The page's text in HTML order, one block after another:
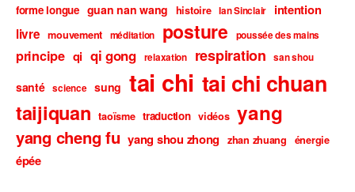
forme longue guan nan wang histoire Ian Sinclair
intention
livre mouvement méditation posture poussée des mains
principe qi qi gong relaxation respiration san shou
santé science sung tai chi tai chi chuan
taijiquan taoïsme traduction vidéos yang
yang cheng fu yang shou zhong zhan zhuang énergie
épée